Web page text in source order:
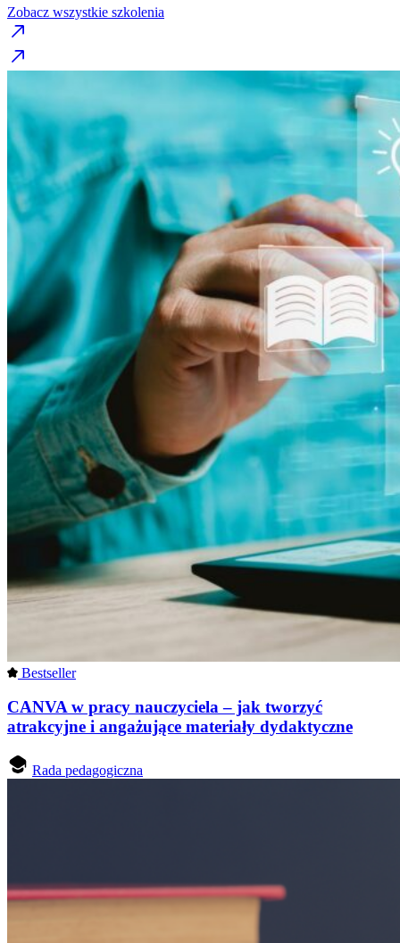
Zobacz wszystkie szkolenia
Bestseller
CANVA w pracy nauczyciela – jak tworzyć
atrakcyjne i angażujące materiały dydaktyczne
Rada pedagogiczna